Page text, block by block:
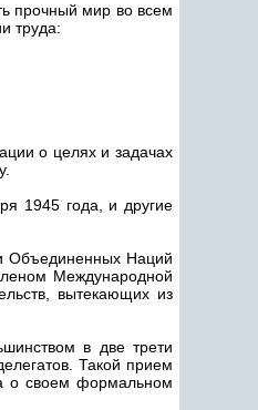
прочный мир во всем
труда:
о целях и задачах
1945 года, и другие
Объединенных Наций
Международной
вытекающих из
в две трети
Такой прием
о своем формальном